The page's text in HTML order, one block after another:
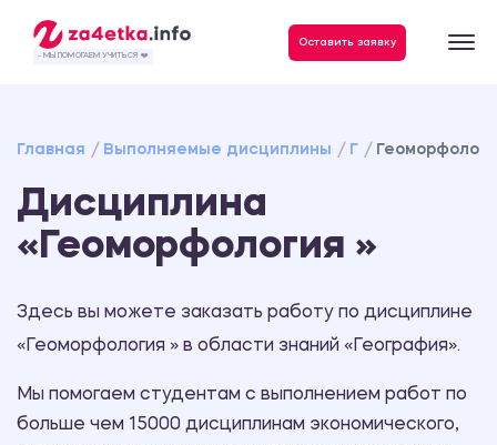
- МЫ ПОМОГАЕМ УЧИТЬСЯ ❤️
Оставить заявку
Главная Выполняемые дисциплины Г
Дисциплина
«Геоморфология »
Здесь вы можете заказать работу по дисциплине
«Геоморфология » в области знаний «География».
Мы помогаем студентам с выполнением работ по
больше чем 15000 дисциплинам экономического,